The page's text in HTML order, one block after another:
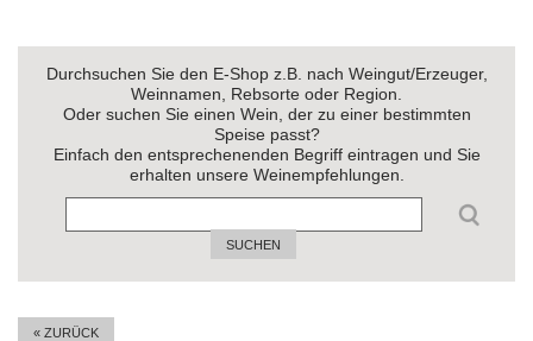
Durchsuchen Sie den E-Shop z.B. nach Weingut/Erzeuger,
Weinnamen, Rebsorte oder Region.
Oder suchen Sie einen Wein, der zu einer bestimmten
Speise passt?
Einfach den entsprechenenden Begriff eintragen und Sie
erhalten unsere Weinempfehlungen.
SUCHEN
« ZURÜCK